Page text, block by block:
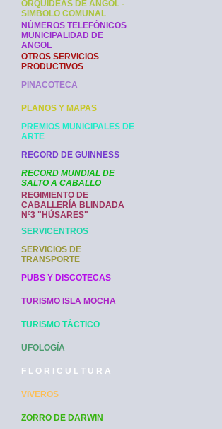
ORQUIDEAS DE ANGOL -
SIMBOLO COMUNAL
NÚMEROS TELEFÓNICOS
MUNICIPALIDAD DE
ANGOL
OTROS SERVICIOS
PRODUCTIVOS
PINACOTECA
PLANOS Y MAPAS
PREMIOS MUNICIPALES DE
ARTE
RECORD DE GUINNESS
RECORD MUNDIAL DE
SALTO A CABALLO
REGIMIENTO DE
CABALLERÍA BLINDADA
Nº3 "HÚSARES"
SERVICENTROS
SERVICIOS DE
TRANSPORTE
PUBS Y DISCOTECAS
TURISMO ISLA MOCHA
TURISMO TÁCTICO
UFOLOGÍA
F L O R I C U L T U R A
VIVEROS
ZORRO DE DARWIN